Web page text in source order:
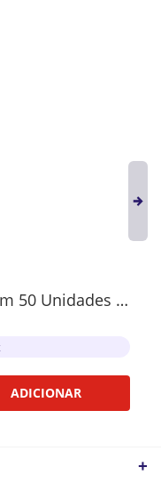
Balão De Látex Buffet 7" Com 50 Unidades Azul Marinho
ADICIONAR
+